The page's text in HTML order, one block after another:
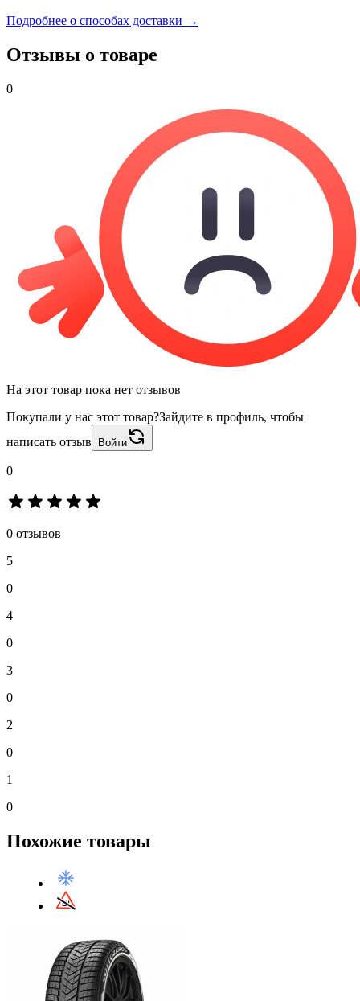
Подробнее о способах доставки →
Отзывы о товаре
0
На этот товар пока нет отзывов
Покупали у нас этот товар?Зайдите в профиль, чтобы
написать отзыв
Войти
0
0 отзывов
5
0
4
0
3
0
2
0
1
0
Похожие товары